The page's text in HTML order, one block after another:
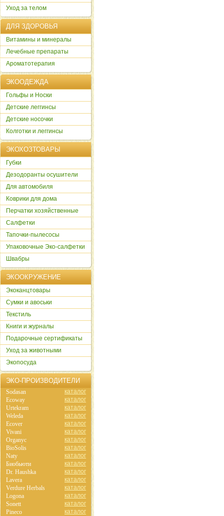
Уход за телом
ДЛЯ ЗДОРОВЬЯ
Витамины и минералы
Лечебные препараты
Ароматотерапия
ЭКООДЕЖДА
Гольфы и Носки
Детские леггинсы
Детские носочки
Колготки и леггинсы
ЭКОХОЗТОВАРЫ
Губки
Дезодоранты осушители
Для автомобиля
Коврики для дома
Перчатки хозяйственные
Салфетки
Тапочки-пылесосы
Упаковочные Эко-салфетки
Швабры
ЭКООКРУЖЕНИЕ
Экоканцтовары
Сумки и авоськи
Текстиль
Книги и журналы
Подарочные сертификаты
Уход за животными
Экопосуда
ЭКО-ПРОИЗВОДИТЕЛИ
Sodasan
каталог
Ecoway
каталог
Urtekram
каталог
Weleda
каталог
Ecover
каталог
Vivani
каталог
Organyc
каталог
BioSolis
каталог
Naty
каталог
Биобьюти
каталог
Dr. Haushka
каталог
Lavera
каталог
Verdure Herbals
каталог
Logona
каталог
Sonett
каталог
Pineco
каталог